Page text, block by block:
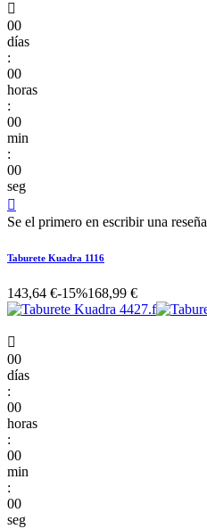

00
días
:
00
horas
:
00
min
:
00
seg

Se el primero en escribir una reseña
Taburete Kuadra 1116
143,64 €-15%168,99 €

00
días
:
00
horas
:
00
min
:
00
seg